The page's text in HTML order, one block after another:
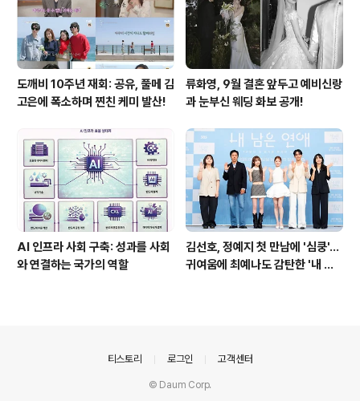
도깨비 10주년 재회: 공유, 풀메 김
고은에 폭소하며 찐친 케미 발산!
류화영, 9월 결혼 앞두고 예비신랑
과 눈부신 웨딩 화보 공개!
AI 인프라 사회 구축: 성과를 사회
와 연결하는 국가의 역할
김선호, 정예지 첫 만남에 '심쿵'…
귀여움에 최예나도 감탄한 '내 남
티스토리 로그인 고객센터
© Daum Corp.